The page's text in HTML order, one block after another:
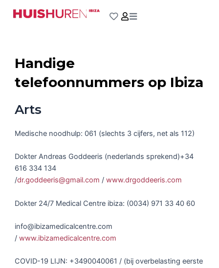
naar
Handige
telefoonnummers op Ibiza
Arts
Medische noodhulp: 061 (slechts 3 cijfers, net als 112)
Dokter Andreas Goddeeris (nederlands sprekend)+34
616 334 134
/dr.goddeeris@gmail.com / www.drgoddeeris.com
Dokter 24/7 Medical Centre ibiza: (0034) 971 33 40 60
info@ibizamedicalcentre.com
/ www.ibizamedicalcentre.com
COVID-19 LIJN: +3490040061 / (bij overbelasting eerste